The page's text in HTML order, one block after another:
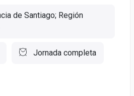
de Santiago; Región
Jornada completa